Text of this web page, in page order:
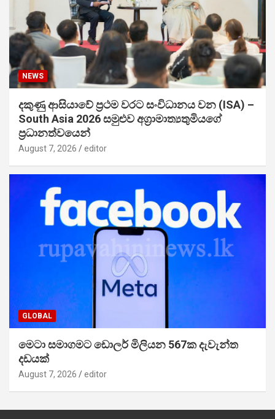
NEWS
දකුණු ආසියාවේ ප්‍රථම වරට සංවිධානය වන (ISA) –
South Asia 2026 සමුළුව අග්‍රාමාත්‍යතුමියගේ
ප්‍රධානත්වයෙන්
August 7, 2026 editor
GLOBAL
මෙටා සමාගමට ඩොලර් මිලියන 567ක දැවැන්ත
දඩයක්
August 7, 2026 editor